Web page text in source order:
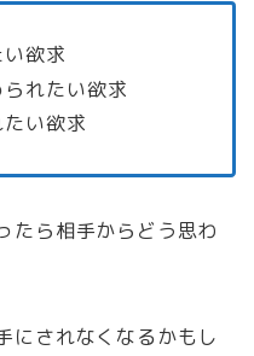
欲求
れたい欲求
い欲求
たら相手からどう思わ
にされなくなるかもし